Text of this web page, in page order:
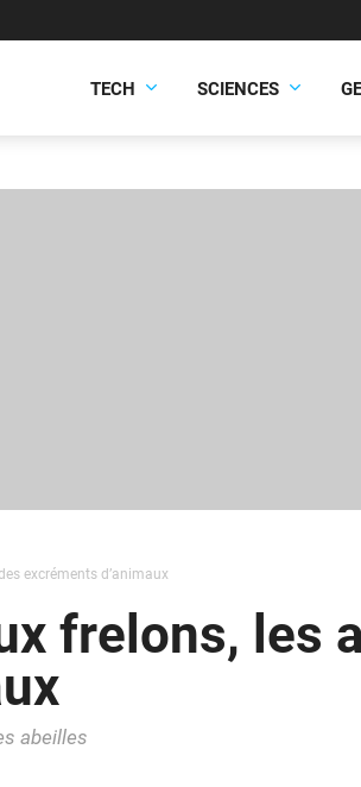
TECH SCIENCES
excréments d’animaux
frelons, les
abeilles